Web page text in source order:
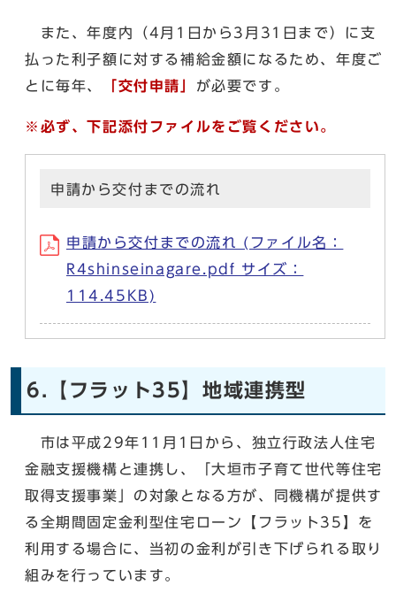
また、年度内（4月1日から3月31日まで）に支
払った利子額に対する補給金額になるため、年度ご
とに毎年、
「交付申請」 が必要です。
※必ず、下記添付ファイルをご覧ください。
申請から交付までの流れ
申請から交付までの流れ (ファイル名：
R4shinseinagare.pdf サイズ：
114.45KB)
6.【フラット35】地域連携型
市は平成29年11月1日から、独立行政法人住宅
金融支援機構と連携し、「大垣市子育て世代等住宅
取得支援事業」の対象となる方が、同機構が提供す
る全期間固定金利型住宅ローン【フラット35】を
利用する場合に、当初の金利が引き下げられる取り
組みを行っています。